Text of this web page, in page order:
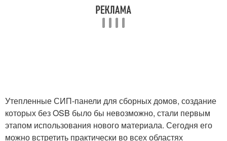
Утепленные СИП-панели для сборных домов, создание
которых без OSB было бы невозможно, стали первым
этапом использования нового материала. Сегодня его
можно встретить практически во всех областях